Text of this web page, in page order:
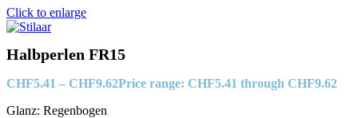
Click to enlarge
Halbperlen FR15
CHF5.41 – CHF9.62Price range: CHF5.41 through CHF9.62
Glanz: Regenbogen